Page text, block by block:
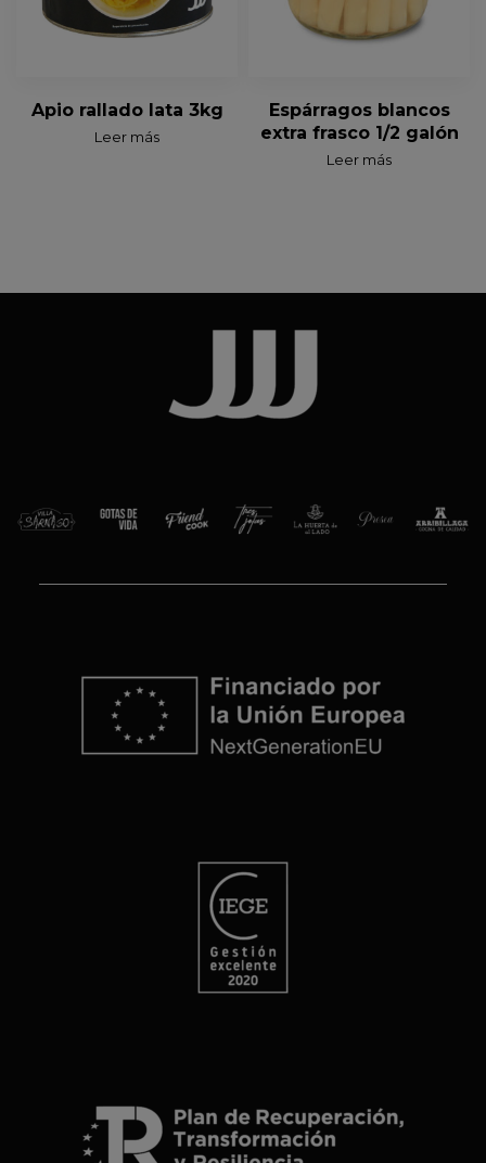
Apio rallado lata 3kg
Leer más
Espárragos blancos
extra frasco 1/2 galón
Leer más